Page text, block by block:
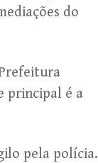
do
principal é a
pela polícia.